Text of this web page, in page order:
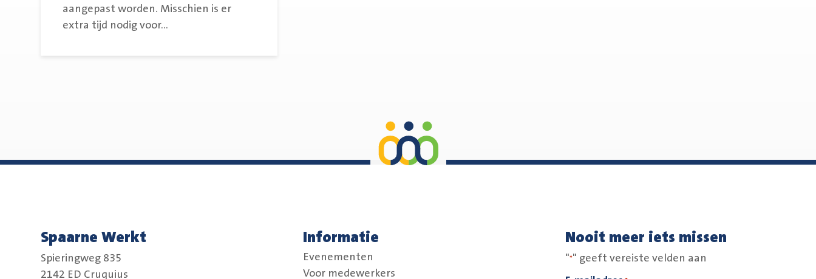
aangepast worden. Misschien is er
extra tijd nodig voor...
Spaarne Werkt
Spieringweg 835
2142 ED Cruquius
Informatie
Evenementen
Voor medewerkers
Nooit meer iets missen
"*" geeft vereiste velden aan